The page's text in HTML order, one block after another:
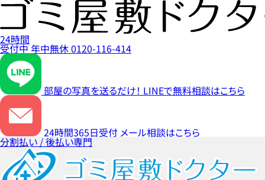
24時間
受付中年中無休0120-116-414
部屋の写真を送るだけ！ LINEで無料相談はこちら
24時間365日受付 メール相談はこちら
分割払い / 後払い専門